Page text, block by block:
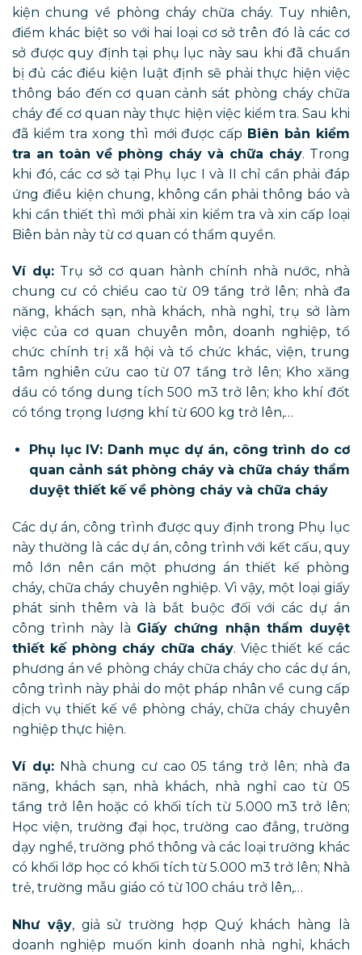
kiện chung về phòng cháy chữa cháy. Tuy nhiên,
điểm khác biệt so với hai loại cơ sở trên đó là các cơ
sở được quy định tại phụ lục này sau khi đã chuẩn
bị đủ các điều kiện luật định sẽ phải thực hiện việc
thông báo đến cơ quan cảnh sát phòng cháy chữa
cháy để cơ quan này thực hiện việc kiểm tra. Sau khi
đã kiểm tra xong thì mới được cấp Biên bản kiểm
tra an toàn về phòng cháy và chữa cháy. Trong
khi đó, các cơ sở tại Phụ lục I và II chỉ cần phải đáp
ứng điều kiện chung, không cần phải thông báo và
khi cần thiết thì mới phải xin kiểm tra và xin cấp loại
Biên bản này từ cơ quan có thẩm quyền.
Ví dụ: Trụ sở cơ quan hành chính nhà nước, nhà
chung cư có chiều cao từ 09 tầng trở lên; nhà đa
năng, khách sạn, nhà khách, nhà nghỉ, trụ sở làm
việc của cơ quan chuyên môn, doanh nghiệp, tổ
chức chính trị xã hội và tổ chức khác, viện, trung
tâm nghiên cứu cao từ 07 tầng trở lên; Kho xăng
dầu có tổng dung tích 500 m3 trở lên; kho khí đốt
có tổng trọng lượng khí từ 600 kg trở lên,…
Phụ lục IV: Danh mục dự án, công trình do cơ
quan cảnh sát phòng cháy và chữa cháy thẩm
duyệt thiết kế về phòng cháy và chữa cháy
Các dự án, công trình được quy định trong Phụ lục
này thường là các dự án, công trình với kết cấu, quy
mô lớn nên cần một phương án thiết kế phòng
cháy, chữa cháy chuyên nghiệp. Vì vậy, một loại giấy
phát sinh thêm và là bắt buộc đối với các dự án
công trình này là Giấy chứng nhận thẩm duyệt
thiết kế phòng cháy chữa cháy. Việc thiết kế các
phương án về phòng cháy chữa cháy cho các dự án,
công trình này phải do một pháp nhân về cung cấp
dịch vụ thiết kế về phòng cháy, chữa cháy chuyên
nghiệp thực hiện.
Ví dụ:Nhà chung cư cao 05 tầng trở lên; nhà đa
năng, khách sạn, nhà khách, nhà nghỉ cao từ 05
tầng trở lên hoặc có khối tích từ 5.000 m3 trở lên;
Học viện, trường đại học, trường cao đẳng, trường
dạy nghề, trường phổ thông và các loại trường khác
có khối lớp học có khối tích từ 5.000 m3 trở lên; Nhà
trẻ, trường mẫu giáo có từ 100 cháu trở lên,…
Như vậy, giả sử trường hợp Quý khách hàng là
doanh nghiệp muốn kinh doanh nhà nghỉ, khách